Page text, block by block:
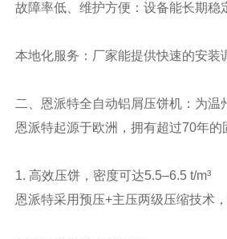
故障率低、维护方便：设备能长期稳
本地化服务：厂家能提供快速的安装
二、恩派特全自动铝屑压饼机：为温
恩派特起源于欧洲，拥有超过70年
1. 高效压饼，密度可达5.5–6.5 t/m³
恩派特采用预压+主压两级压缩技术